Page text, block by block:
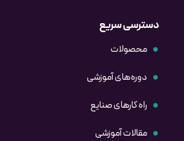
دسترسی سریع
محصولات
دوره‌های آموزشی
راه کارهای صنایع
مقالات آموزشی